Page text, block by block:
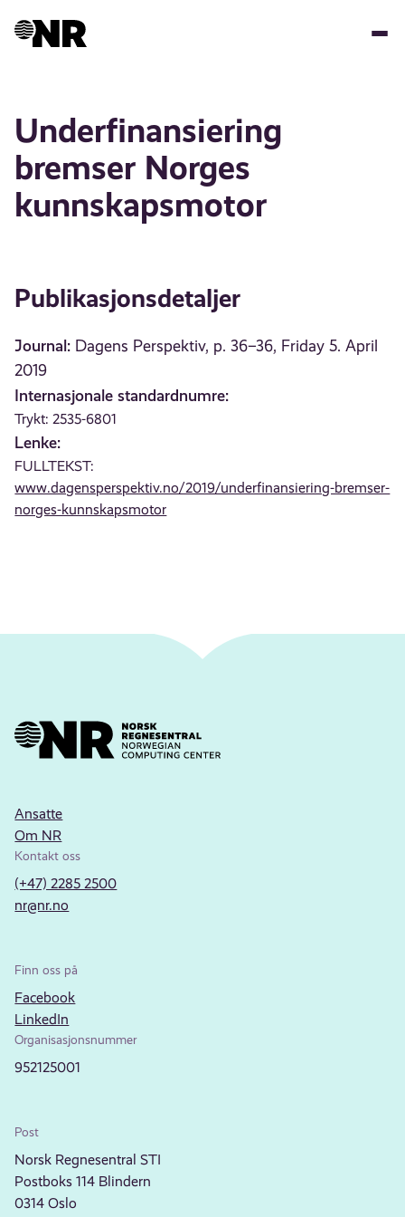
Underfinansiering
bremser Norges
kunnskapsmotor
Publikasjonsdetaljer
Journal: Dagens Perspektiv, p. 36–36, Friday 5. April
2019
Internasjonale standardnumre:
Trykt: 2535-6801
Lenke:
FULLTEKST:
www.dagensperspektiv.no/2019/underfinansiering-bremser-
norges-kunnskapsmotor
Ansatte
Om NR
Kontakt oss
(+47) 2285 2500
nr@nr.no
Finn oss på
Facebook
LinkedIn
Organisasjonsnummer
952125001
Post
Norsk Regnesentral STI
Postboks 114 Blindern
0314 Oslo